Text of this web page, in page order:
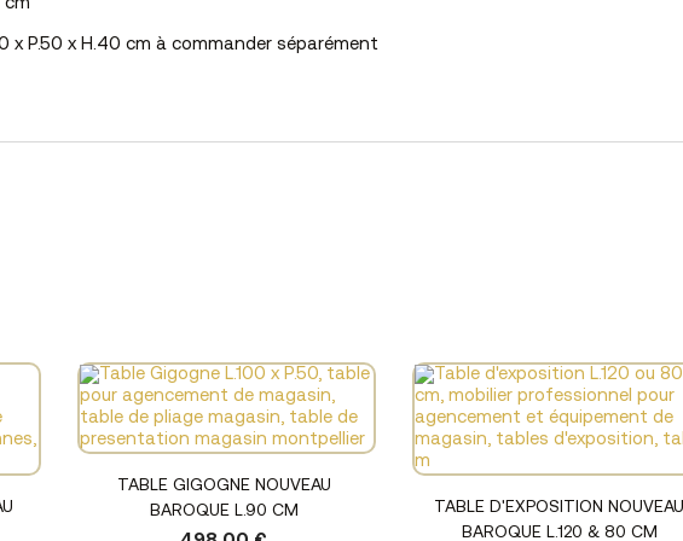
cm
x P.50 x H.40 cm à commander séparément
Voir le produit
TABLE GIGOGNE NOUVEAU
BAROQUE L.90 CM
Voir le produit
TABLE D'EXPOSITION
BAROQUE L.120 & 80 CM